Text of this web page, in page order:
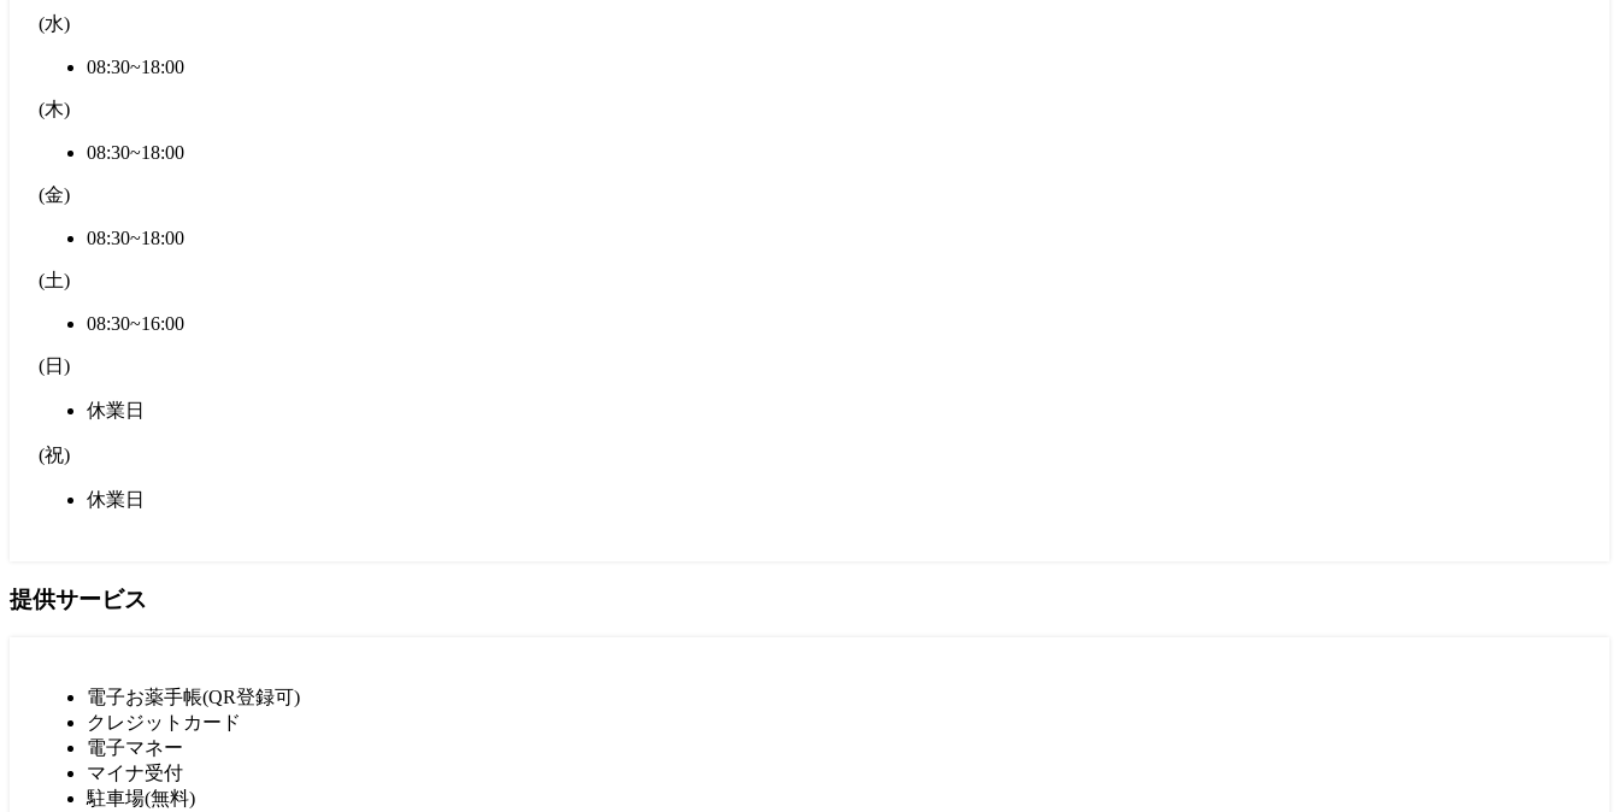
(水)
08:30~18:00
(木)
08:30~18:00
(金)
08:30~18:00
(土)
08:30~16:00
(日 )
休業日
(祝)
休業日
提供サービス
電子お薬手帳(QR登録可)
クレジットカード
電子マネー
マイナ受付
駐車場(無料)